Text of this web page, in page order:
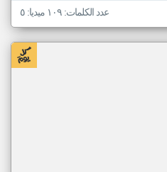
عدد الكلمات: ١٠٩ ميديا: ٥